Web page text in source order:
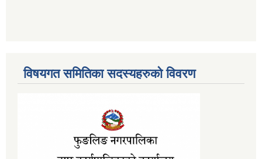
विषयगत समितिका सदस्यहरुको विवरण